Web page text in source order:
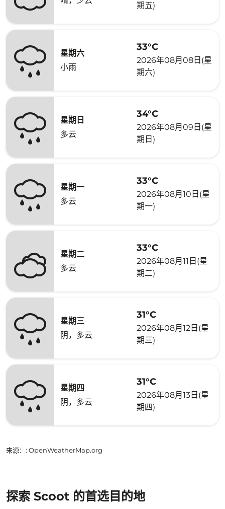
期五)
星期六
小雨
33°C
2026年08月08日(星
期六)
星期日
多云
34°C
2026年08月09日(星
期日)
星期一
多云
33°C
2026年08月10日(星
期一)
星期二
多云
33°C
2026年08月11日(星
期二)
星期三
阴，多云
31°C
2026年08月12日(星
期三)
星期四
阴，多云
31°C
2026年08月13日(星
期四)
来源： : OpenWeatherMap.org
探索 Scoot 的首选目的地